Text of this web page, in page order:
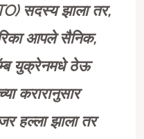
सदस्य झाला तर,
आपले सैनिक,
युक्रेनमधे ठेऊ
करारानुसार
हल्ला झाला तर